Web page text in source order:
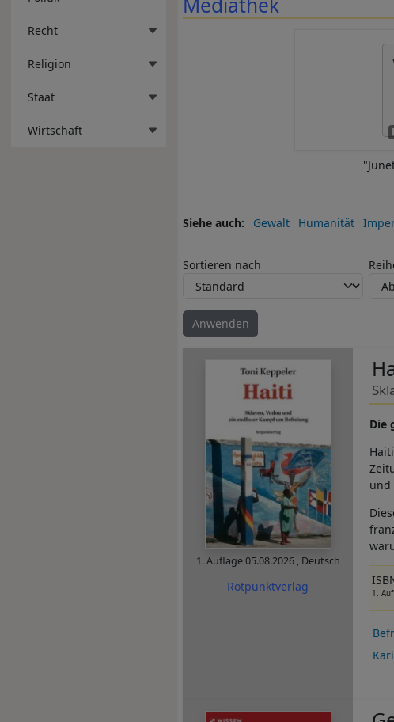
Recht
Religion
Staat
Wirtschaft
Mediathek
Siehe auch Gewalt Humanität
Sortieren nach
1. Auflage05.08.2026 , Deutsch
Rotpunktverlag
Die
und
1.